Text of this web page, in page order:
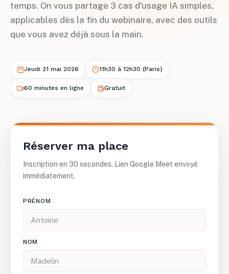
temps. On vous partage 3 cas d'usage IA simples,
applicables dès la fin du webinaire, avec des outils
que vous avez déjà sous la main.
Jeudi 21 mai 2026 11h30 à 12h30 (Paris)
60 minutes en ligne Gratuit
Réserver ma place
Inscription en 30 secondes. Lien Google Meet envoyé
immédiatement.
PRÉNOM
NOM